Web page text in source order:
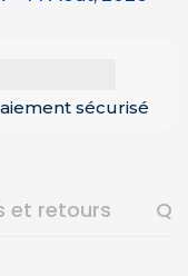
sécurisé
et retours